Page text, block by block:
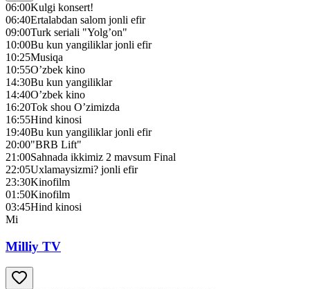
06:00Kulgi konsert!
06:40Ertalabdan salom jonli efir
09:00Turk seriali "Yolg’on"
10:00Bu kun yangiliklar jonli efir
10:25Musiqa
10:55O’zbek kino
14:30Bu kun yangiliklar
14:40O’zbek kino
16:20Tok shou O’zimizda
16:55Hind kinosi
19:40Bu kun yangiliklar jonli efir
20:00"BRB Lift"
21:00Sahnada ikkimiz 2 mavsum Final
22:05Uxlamaysizmi? jonli efir
23:30Kinofilm
01:50Kinofilm
03:45Hind kinosi
Mi
Milliy TV